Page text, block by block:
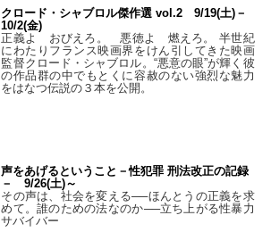
クロード・シャブロル傑作選 vol.2 9/19(土)－
10/2(金)
正義よ おびえろ。 悪徳よ 燃えろ。 半世紀
にわたりフランス映画界をけん引してきた映画
監督クロード・シャブロル。“悪意の眼”が輝く彼
の作品群の中でもとくに容赦のない強烈な魅力
をはなつ伝説の３本を公開。
声をあげるということ－性犯罪 刑法改正の記録
－ 9/26(土)～
その声は、社会を変える──ほんとうの正義を求
めて。誰のための法なのか──立ち上がる性暴力
サバイバー